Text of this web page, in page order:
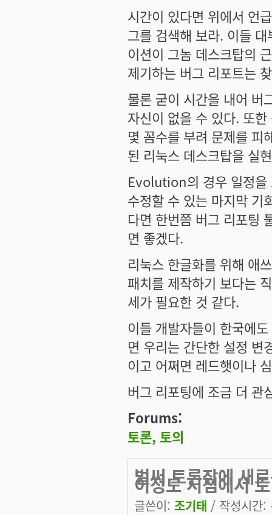
시간이 있다면 위에서 언
그를 검색해 보라. 이들
이션이 그놈 데스크탑의
제기하는 버그 리포트는
물론 굳이 시간을 내어 버
자신이 없을 수 있다. 또
몇 꼼수를 부려 문제를 피
된 리눅스 데스크탑을 실
Evolution의 경우 일정을
수정할 수 있는 마지막 기
다면 한번쯤 버그 리포팅
면 좋겠다.
리눅스 한글화를 위해 애
패치를 제작하기 보다는
세가 필요한 것 같다.
이들 개발자들이 한국에
면 우리는 간단한 설정 변
이고 어쩌면 레드햇이나
버그 리포팅에 조금 더 관
Forums:
토론, 토의
벌써 토론장에 새
이정도 시점에서 토
글쓴이: 조기태 / 작성시간